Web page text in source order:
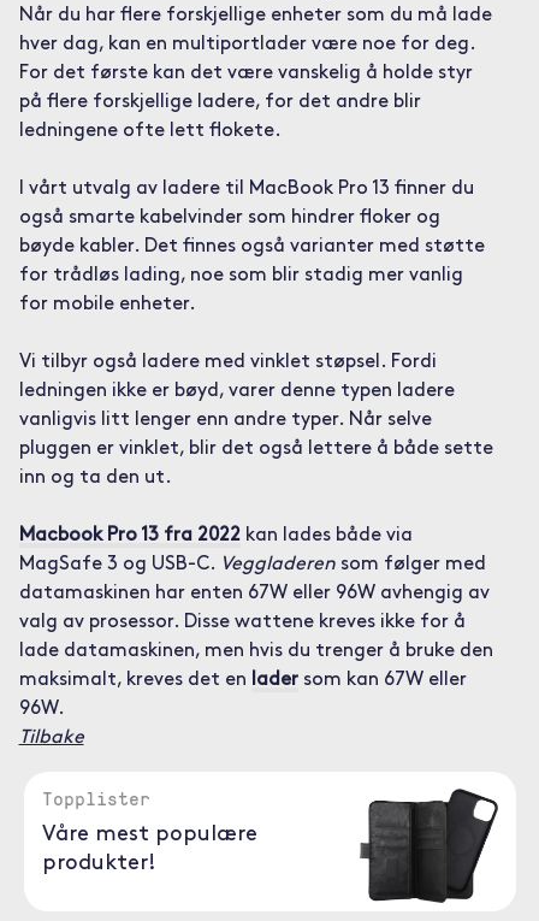
Når du har flere forskjellige enheter som du må lade
hver dag, kan en multiportlader være noe for deg.
For det første kan det være vanskelig å holde styr
på flere forskjellige ladere, for det andre blir
ledningene ofte lett flokete.
I vårt utvalg av ladere til MacBook Pro 13 finner du
også smarte kabelvinder som hindrer floker og
bøyde kabler. Det finnes også varianter med støtte
for trådløs lading, noe som blir stadig mer vanlig
for mobile enheter.
Vi tilbyr også ladere med vinklet støpsel. Fordi
ledningen ikke er bøyd, varer denne typen ladere
vanligvis litt lenger enn andre typer. Når selve
pluggen er vinklet, blir det også lettere å både sette
inn og ta den ut.
Macbook Pro 13 fra 2022kan lades både via
MagSafe 3 og USB-C. Veggladerensom følger med
datamaskinen har enten 67W eller 96W avhengig av
valg av prosessor. Disse wattene kreves ikke for å
lade datamaskinen, men hvis du trenger å bruke den
maksimalt, kreves det en
ladersom kan 67W eller
96W.
Tilbake
Topplister
Våre mest populære
produkter!